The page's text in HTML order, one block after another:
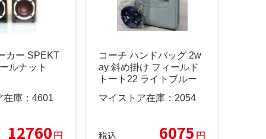
カー SPEKT
ルナット
庫： 4601
12760円
コーチ ハンドバッグ 2w
ay 斜め掛け フィールド
トート22 ライトブルー
マイストア在庫： 2054
税込 6075 円